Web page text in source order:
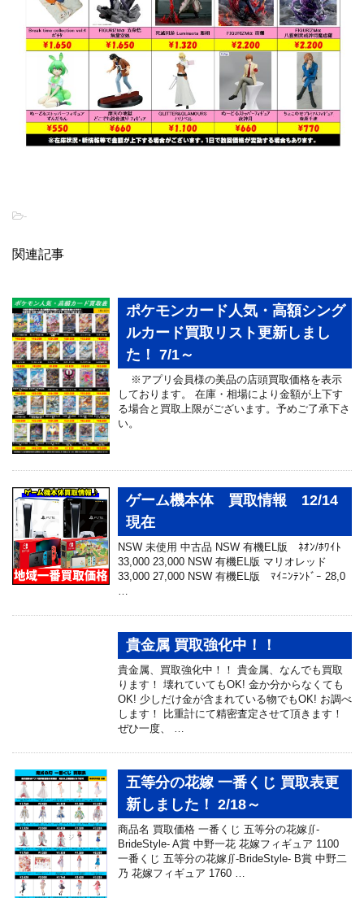
-
関連記事
ポケモンカード人気・高額シング
ルカード買取リスト更新しまし
た！ 7/1～
※アプリ会員様の美品の店頭買取価格を表示
しております。 在庫・相場により金額が上下す
る場合と買取上限がございます。予めご了承下さ
い。
ゲーム機本体 買取情報 12/14
現在
NSW 未使用 中古品 NSW 有機EL版 ﾈｵﾝ/ﾎﾜｲﾄ
33,000 23,000 NSW 有機EL版 マリオレッド
33,000 27,000 NSW 有機EL版 ﾏｲﾆﾝﾃﾝﾄﾞｰ 28,0
貴金属 買取強化中！！
貴金属、買取強化中！！ 貴金属、なんでも買取
ります！ 壊れていてもOK! 金か分からなくても
OK! 少しだけ金が含まれている物でもOK! お調べ
します！ 比重計にて精密査定させて頂きます！
ぜひ一度、 …
五等分の花嫁 一番くじ 買取表更
新しました！ 2/18～
商品名 買取価格 一番くじ 五等分の花嫁∬-
BrideStyle- A賞 中野一花 花嫁フィギュア 1100
一番くじ 五等分の花嫁∬-BrideStyle- B賞 中野二
乃 花嫁フィギュア 1760 …